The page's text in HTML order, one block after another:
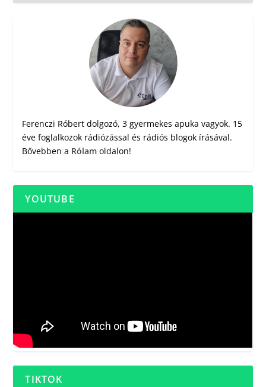
Ferenczi Róbert dolgozó, 3 gyermekes apuka vagyok. 15
éve foglalkozok rádiózással és rádiós blogok írásával.
Bővebben a Rólam oldalon!
YOUTUBE
TIKTOK